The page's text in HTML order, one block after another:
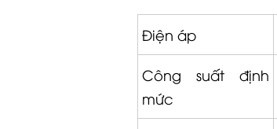
Điện áp
Công suất định
mức